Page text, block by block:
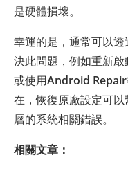
是硬體損壞。
幸運的是，通常可以
決此問題，例如重新
或使用Android Repair
在，恢復原廠設定可
層的系統相關錯誤。
相關文章：